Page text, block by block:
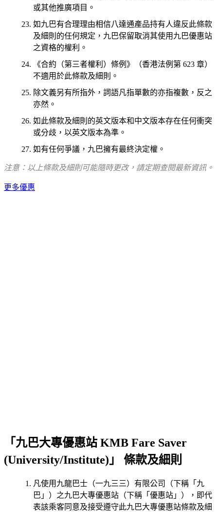
或其他推廣項目。
如九巴有合理理由相信八達通產品持有人違反此條款
及細則的任何規定，九巴保留取消其使用九巴優惠站
之資格的權利。
《合約（第三者權利）條例》（香港法例第 623 章）
不適用於此條款及細則。
除文義另有所指外，詞語凡指單數的亦指複數，反之
亦然。
如此條款及細則的英文版本和中文版本存在任何衝突
或分歧，以英文版本為準。
如有任何爭議，九巴擁有最終決定權。
注意：以上條款及細則可能隨時更改，請定期查閱最新資訊。
更多優惠
「九巴大專優惠站 KMB Fare Saver
(University/Institute)」 條款及細則
凡使用九龍巴士（一九三三）有限公司（下稱「九
巴」）之九巴大專優惠站（下稱「優惠站」），即代
表該乘客同意及接受遵守此九巴大專優惠站條款及細